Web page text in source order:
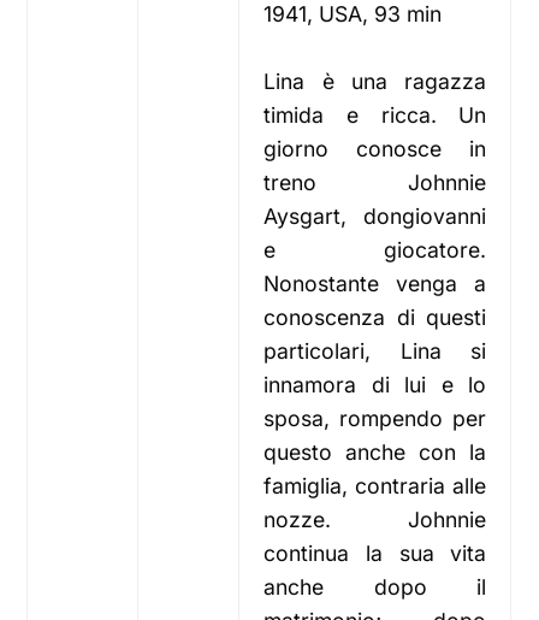
1941, USA, 93 min
Lina è una ragazza
timida e ricca. Un
giorno conosce in
treno Johnnie
Aysgart, dongiovanni
e giocatore.
Nonostante venga a
conoscenza di questi
particolari, Lina si
innamora di lui e lo
sposa, rompendo per
questo anche con la
famiglia, contraria alle
nozze. Johnnie
continua la sua vita
anche dopo il